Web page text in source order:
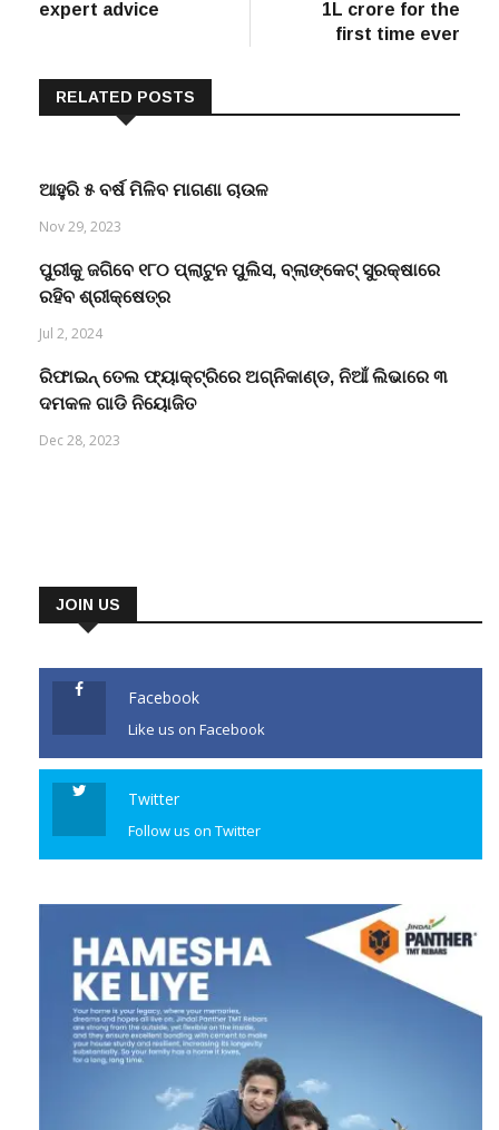
expert advice
1L crore for the
first time ever
RELATED POSTS
ଆହୁରି ୫ ବର୍ଷ ମିଳିବ ମାଗଣା ଚାଉଳ
Nov 29, 2023
ପୁରୀକୁ ଜଗିବେ ୧୮୦ ପ୍ଲାଟୁନ ପୁଲିସ, ବ୍ଲାଙ୍କେଟ୍ ସୁରକ୍ଷାରେ
ରହିବ ଶ୍ରୀକ୍ଷେତ୍ର
Jul 2, 2024
ରିଫାଇନ୍ ତେଲ ଫ୍ୟାକ୍ଟ୍ରିରେ ଅଗ୍ନିକାଣ୍ଡ, ନିଆଁ ଲିଭାରେ ୩
ଦମକଳ ଗାଡି ନିୟୋଜିତ
Dec 28, 2023
JOIN US
Facebook
Like us on Facebook
Twitter
Follow us on Twitter